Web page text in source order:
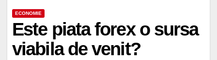
ECONOMIE
Este piata forex o sursa
viabila de venit?